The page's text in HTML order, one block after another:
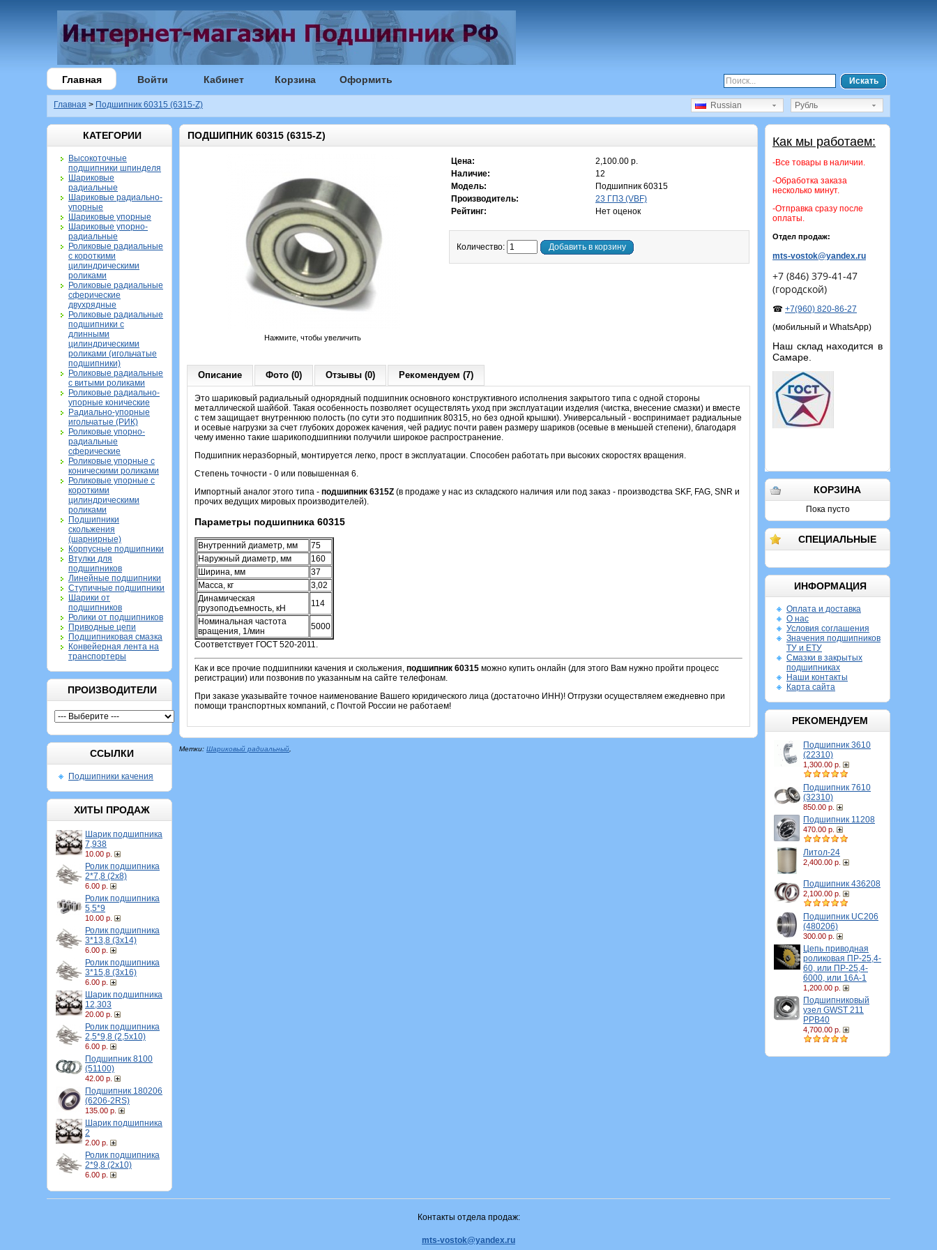
Главная Войти Кабинет Корзина Оформить Искать
Главная > Подшипник 60315 (6315-Z) Рубль
Russian
КАТЕГОРИИ
Высокоточные
подшипники шпинделя
Шариковые
радиальные
Шариковые радиально-
упорные
Шариковые упорные
Шариковые упорно-
радиальные
Роликовые радиальные
с короткими
цилиндрическими
роликами
Роликовые радиальные
сферические
двухрядные
Роликовые радиальные
подшипники с
длинными
цилиндрическими
роликами (игольчатые
подшипники)
Роликовые радиальные
с витыми роликами
Роликовые радиально-
упорные конические
Радиально-упорные
игольчатые (РИК)
Роликовые упорно-
радиальные
сферические
Роликовые упорные с
коническими роликами
Роликовые упорные с
короткими
цилиндрическими
роликами
Подшипники
скольжения
(шарнирные)
Корпусные подшипники
Втулки для
подшипников
Линейные подшипники
Ступичные подшипники
Шарики от
подшипников
Ролики от подшипников
Приводные цепи
Подшипниковая смазка
Конвейерная лента на
транспортеры
ПРОИЗВОДИТЕЛИ
ССЫЛКИ
Подшипники качения
ХИТЫ ПРОДАЖ
Шарик подшипника
7,938
10.00 р.
Ролик подшипника
2*7,8 (2х8)
6.00 р.
Ролик подшипника
5,5*9
10.00 р.
Ролик подшипника
3*13,8 (3х14)
6.00 р.
Ролик подшипника
3*15,8 (3х16)
6.00 р.
Шарик подшипника
12,303
20.00 р.
Ролик подшипника
2,5*9,8 (2,5х10)
6.00 р.
Подшипник 8100
(51100)
42.00 р.
Подшипник 180206
(6206-2RS)
135.00 р.
Шарик подшипника
2
2.00 р.
Ролик подшипника
2*9,8 (2х10)
6.00 р.
Как мы работаем:
-Все товары в наличии.
-Обработка заказа
несколько минут.
-Отправка сразу после
оплаты.
Отдел продаж:
mts-vostok@yandex.ru
+7 (846) 379-41-47
(городской)
☎ +7(960) 820-86-27
(мобильный и WhatsApp)
Наш склад находится в
Самаре.
КОРЗИНА
Пока пусто
СПЕЦИАЛЬНЫЕ
ИНФОРМАЦИЯ
Оплата и доставка
О нас
Условия соглашения
Значения подшипников
ТУ и ЕТУ
Смазки в закрытых
подшипниках
Наши контакты
Карта сайта
РЕКОМЕНДУЕМ
Подшипник 3610
(22310)
1,300.00 р.
Подшипник 7610
(32310)
850.00 р.
Подшипник 11208
470.00 р.
Литол-24
2,400.00 р.
Подшипник 436208
2,100.00 р.
Подшипник UC206
(480206)
300.00 р.
Цепь приводная
роликовая ПР-25,4-
60, или ПР-25,4-
6000, или 16A-1
1,200.00 р.
Подшипниковый
узел GWST 211
PPB40
4,700.00 р.
ПОДШИПНИК 60315 (6315-Z)
Нажмите, чтобы увеличить
Цена:
2,100.00 р.
Наличие:
12
Модель:
Подшипник 60315
Производитель:
23 ГПЗ (VBF)
Рейтинг:
Нет оценок
Количество: Добавить в корзину
Описание Фото (0) Отзывы (0) Рекомендуем (7)
Это шариковый радиальный однорядный подшипник основного конструктивного исполнения закрытого типа с одной стороны
металлической шайбой. Такая особенность позволяет осуществлять уход при эксплуатации изделия (чистка, внесение смазки) и вместе
с тем защищает внутреннюю полость (по сути это подшипник 80315, но без одной крышки). Универсальный - воспринимает радиальные
и осевые нагрузки за счет глубоких дорожек качения, чей радиус почти равен размеру шариков (осевые в меньшей степени), благодаря
чему именно такие шарикоподшипники получили широкое распространение.
Подшипник неразборный, монтируется легко, прост в эксплуатации. Способен работать при высоких скоростях вращения.
Степень точности - 0 или повышенная 6.
Импортный аналог этого типа - подшипник 6315Z (в продаже у нас из складского наличия или под заказ - производства SKF, FAG, SNR и
прочих ведущих мировых производителей).
Параметры подшипника 60315
Внутренний диаметр, мм
75
Наружный диаметр, мм
160
Ширина, мм
37
Масса, кг
3,02
Динамическая
грузоподъемность, кН
114
Номинальная частота
вращения, 1/мин
5000
Соответствует ГОСТ 520-2011.
Как и все прочие подшипники качения и скольжения, подшипник 60315 можно купить онлайн (для этого Вам нужно пройти процесс
регистрации) или позвонив по указанным на сайте телефонам.
При заказе указывайте точное наименование Вашего юридического лица (достаточно ИНН)! Отгрузки осуществляем ежедневно при
помощи транспортных компаний, с Почтой России не работаем!
Метки: Шариковый радиальный
Контакты отдела продаж:
mts-vostok@yandex.ru